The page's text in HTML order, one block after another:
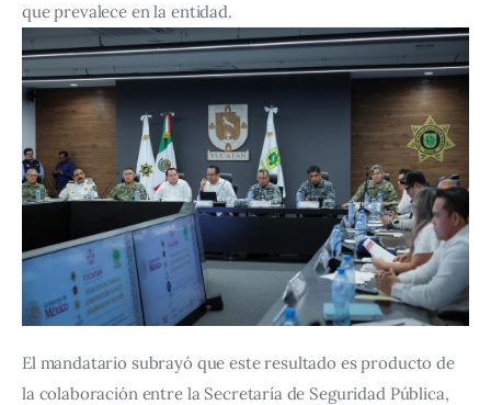
que prevalece en la entidad.
El mandatario subrayó que este resultado es producto de
la colaboración entre la Secretaría de Seguridad Pública,